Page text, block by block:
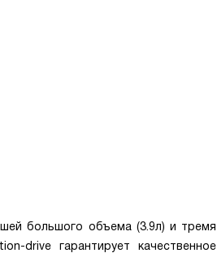
большого объема (3.9л) и тремя
drive гарантирует качественное